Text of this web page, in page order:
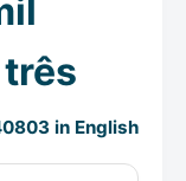
in English